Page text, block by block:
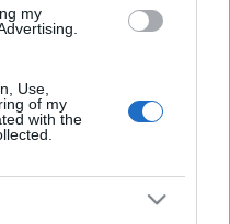
my
Use,
of my
with the
papjának
Széchenyi Istvánnak a